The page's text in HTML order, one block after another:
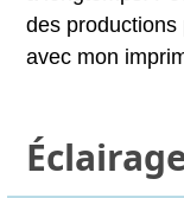
des
avec mon